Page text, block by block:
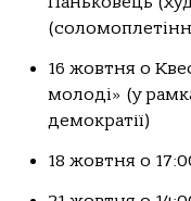
16 жовтня о
молоді» (у
демократії)
18 жовтня о